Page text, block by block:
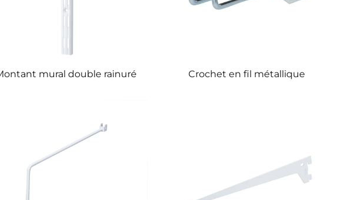
mural double rainuré Crochet en fil métallique